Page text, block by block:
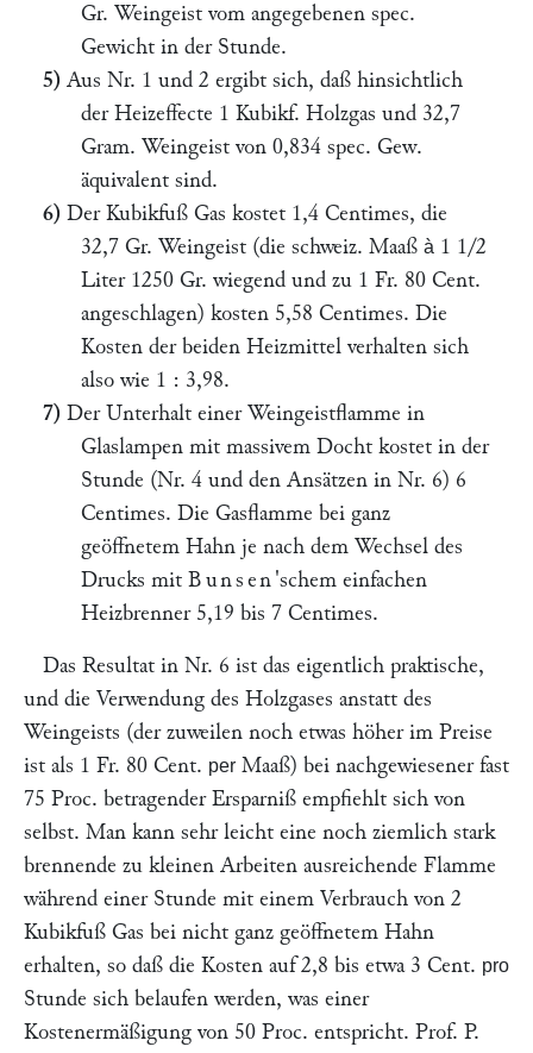
Gr. Weingeist vom angegebenen spec.
Gewicht in der Stunde.
5) Aus Nr. 1 und 2 ergibt sich, daß hinsichtlich
der Heizeffecte 1 Kubikf. Holzgas und 32,7
Gram. Weingeist von 0,834 spec. Gew.
äquivalent sind.
6) Der Kubikfuß Gas kostet 1,4 Centimes, die
32,7 Gr. Weingeist (die schweiz. Maaß à 1 1/2
Liter 1250 Gr. wiegend und zu 1 Fr. 80 Cent.
angeschlagen) kosten 5,58 Centimes. Die
Kosten der beiden Heizmittel verhalten sich
also wie 1 : 3,98.
7) Der Unterhalt einer Weingeistflamme in
Glaslampen mit massivem Docht kostet in der
Stunde (Nr. 4 und den Ansätzen in Nr. 6) 6
Centimes. Die Gasflamme bei ganz
geöffnetem Hahn je nach dem Wechsel des
Drucks mit Bunsen 'schem einfachen
Heizbrenner 5,19 bis 7 Centimes.
Das Resultat in Nr. 6 ist das eigentlich praktische,
und die Verwendung des Holzgases anstatt des
Weingeists (der zuweilen noch etwas höher im Preise
ist als 1 Fr. 80 Cent. per Maaß) bei nachgewiesener fast
75 Proc. betragender Ersparniß empfiehlt sich von
selbst. Man kann sehr leicht eine noch ziemlich stark
brennende zu kleinen Arbeiten ausreichende Flamme
während einer Stunde mit einem Verbrauch von 2
Kubikfuß Gas bei nicht ganz geöffnetem Hahn
erhalten, so daß die Kosten auf 2,8 bis etwa 3 Cent. pro
Stunde sich belaufen werden, was einer
Kostenermäßigung von 50 Proc. entspricht. Prof. P.